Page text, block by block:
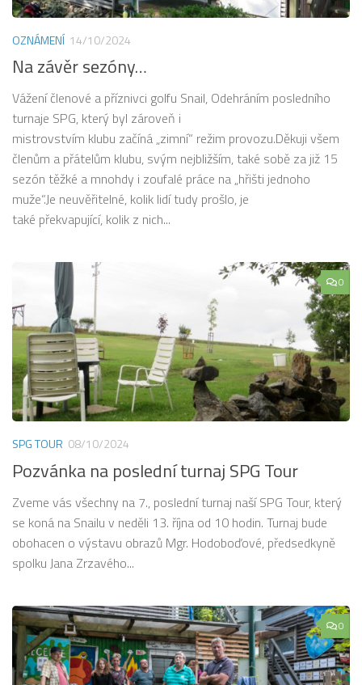
OZNÁMENÍ 14/10/2024
Na závěr sezóny…
Vážení členové a příznivci golfu Snail, Odehráním posledního
turnaje SPG, který byl zároveň i
mistrovstvím klubu začíná „zimní“ režim provozu.Děkuji všem
členům a přátelům klubu, svým nejbližším, také sobě za již 15
sezón těžké a mnohdy i zoufalé práce na „hřišti jednoho
muže“.Je neuvěřitelné, kolik lidí tudy prošlo, je
také překvapující, kolik z nich...
0
SPG TOUR 08/10/2024
Pozvánka na poslední turnaj SPG Tour
Zveme vás všechny na 7., poslední turnaj naší SPG Tour, který
se koná na Snailu v neděli 13. října od 10 hodin. Turnaj bude
obohacen o výstavu obrazů Mgr. Hodoboďové, předsedkyně
spolku Jana Zrzavého...
0